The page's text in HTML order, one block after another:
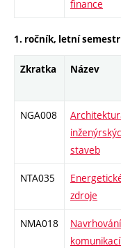
finance
1. ročník, letní semestr
Zkratka Název
NGA008
staveb
NTA035
zdroje
NMA018
Navrhování